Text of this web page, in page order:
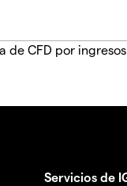
de CFD por
Servicios de